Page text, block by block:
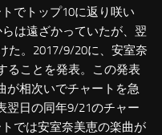
でトップ10に返り咲い
は遠ざかっていたが、翌
た。2017/9/20に、安室奈
ることを発表。この発表
が相次いでチャートを急
翌日の同年9/21のチャー
では安室奈美恵の楽曲が